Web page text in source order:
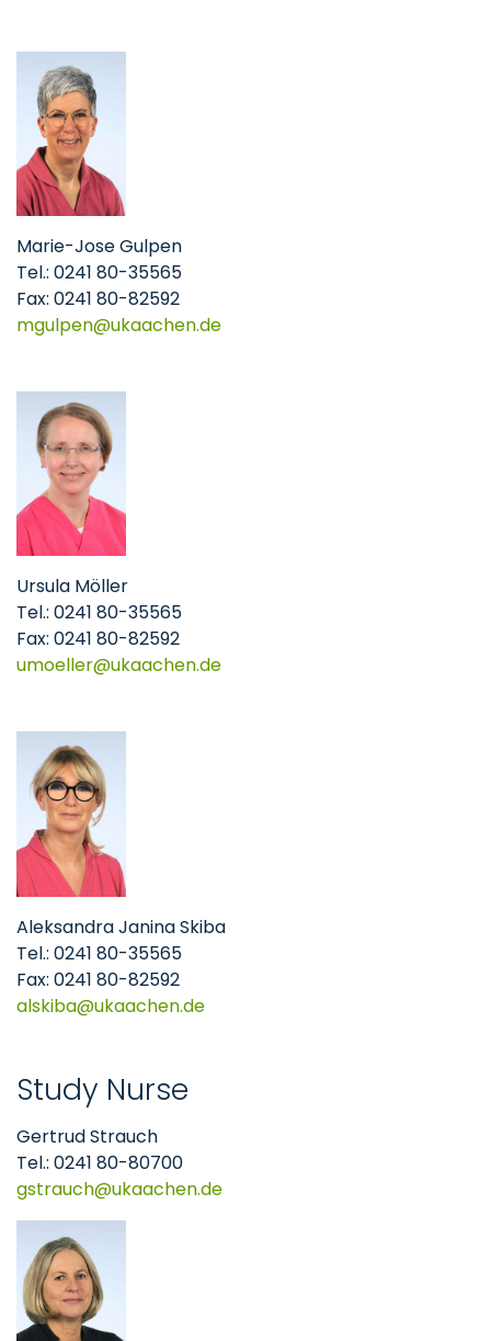
Marie-Jose Gulpen
Tel.: 0241 80-35565
Fax: 0241 80-82592
mgulpen
ukaachende
Ursula Möller
Tel.: 0241 80-35565
Fax: 0241 80-82592
umoeller
ukaachende
Aleksandra Janina Skiba
Tel.: 0241 80-35565
Fax: 0241 80-82592
​​​​​​​alskiba
ukaachende
Study Nurse
Gertrud Strauch
Tel.: 0241 80-80700
gstrauch
ukaachende